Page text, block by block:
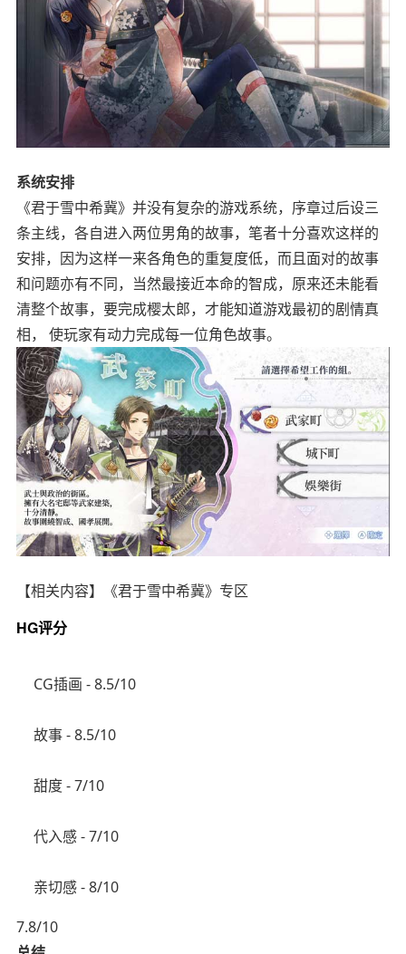
系统安排
《君于雪中希冀》并没有复杂的游戏系统，序章过后设三
条主线，各自进入两位男角的故事，笔者十分喜欢这样的
安排，因为这样一来各角色的重复度低，而且面对的故事
和问题亦有不同，当然最接近本命的智成，原来还未能看
清整个故事，要完成樱太郎，才能知道游戏最初的剧情真
相， 使玩家有动力完成每一位角色故事。
【相关内容】《君于雪中希冀》专区
HG评分
CG插画 - 8.5/10
故事 - 8.5/10
甜度 - 7/10
代入感 - 7/10
亲切感 - 8/10
7.8/10